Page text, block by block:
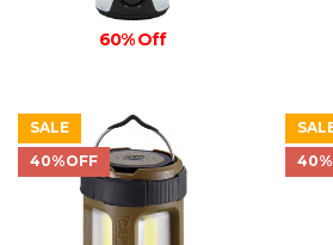
60% Off
SALE
40%OFF